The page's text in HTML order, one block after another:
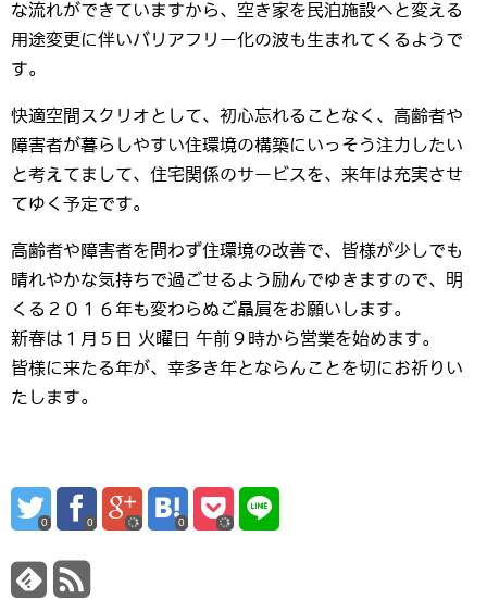
な流れができていますから、空き家を民泊施設へと変える
用途変更に伴いバリアフリー化の波も生まれてくるようで
す。
快適空間スクリオとして、初心忘れることなく、高齢者や
障害者が暮らしやすい住環境の構築にいっそう注力したい
と考えてまして、住宅関係のサービスを、来年は充実させ
てゆく予定です。
高齢者や障害者を問わず住環境の改善で、皆様が少しでも
晴れやかな気持ちで過ごせるよう励んでゆきますので、明
くる２０１６年も変わらぬご贔屓をお願いします。
新春は１月５日 火曜日 午前９時から営業を始めます。
皆様に来たる年が、幸多き年とならんことを切にお祈りい
たします。
0 0 0